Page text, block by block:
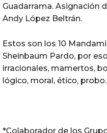
Guadarrama. Asignación
Andy López Beltrán.
Estos son los 10
Sheinbaum Pardo, por
irracionales, mamertos,
lógico, moral, ético, probo.
*Colaborador de los